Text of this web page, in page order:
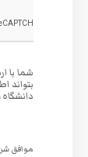
می کنید تا
جهت پیگیری و
privacy policy